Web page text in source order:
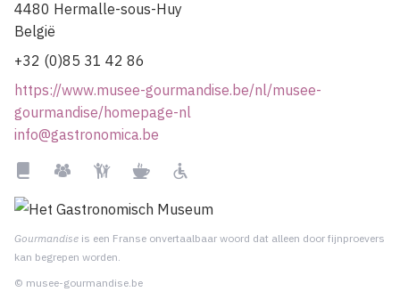
4480 Hermalle-sous-Huy
België
+32 (0)85 31 42 86
https://www.musee-gourmandise.be/nl/musee-
gourmandise/homepage-nl
info@gastronomica.be
BibliotheekGroepenKindvriendelijk
RestaurantRolstoelgebruiker
Gourmandise is een Franse onvertaalbaar woord dat alleen door fijnproevers
kan begrepen worden.
© musee-gourmandise.be